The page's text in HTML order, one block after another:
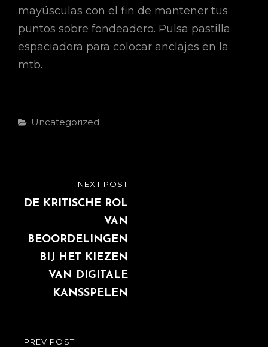
mayúsculas con el fin de mantener tus
puntos sobre fondeadero. Pulsa pastilla
espaciadora para colocar anclajes en la
mtb.
Categories
Uncategorized
navigation
PREVIOUS
PREV POST
POST
NEXT POST
DE KRITISCHE ROL
VAN
BEOORDELINGEN
BIJ HET KIEZEN
VAN DIGITALE
KANSSPELEN